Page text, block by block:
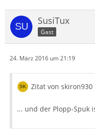
SusiTux
Gast
24. März 2016 um 21:19
Zitat von skiron930
... und der Plopp-Spuk